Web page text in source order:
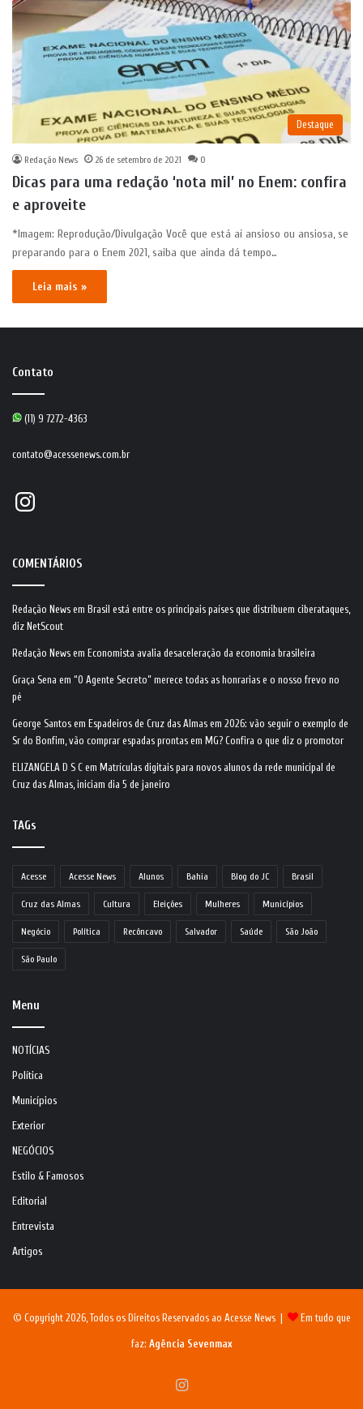
Destaque
Redação News 26 de setembro de 2021 0
Dicas para uma redação ‘nota mil’ no Enem: confira
e aproveite
*Imagem: Reprodução/Divulgação Você que está aí ansioso ou ansiosa, se
preparando para o Enem 2021, saiba que ainda dá tempo…
Leia mais »
Contato
(11) 9 7272-4363
contato@acessenews.com.br
Instagram
COMENTÁRIOS
Redação News em Brasil está entre os principais países que distribuem ciberataques,
diz NetScout
Redação News em Economista avalia desaceleração da economia brasileira
Graça Sena em “O Agente Secreto” merece todas as honrarias e o nosso frevo no
pé
George Santos em Espadeiros de Cruz das Almas em 2026: vão seguir o exemplo de
Sr do Bonfim, vão comprar espadas prontas em MG? Confira o que diz o promotor
ELIZANGELA D S C em Matrículas digitais para novos alunos da rede municipal de
Cruz das Almas, iniciam dia 5 de janeiro
TAGs
Acesse Acesse News Alunos Bahia Blog do JC Brasil
Cruz das Almas Cultura Eleições Mulheres Municípios
Negócio Política Recôncavo Salvador Saúde São João
São Paulo
Menu
NOTÍCIAS
Política
Municípios
Exterior
NEGÓCIOS
Estilo & Famosos
Editorial
Entrevista
Artigos
© Copyright 2026, Todos os Direitos Reservados ao Acesse News | Em tudo que
faz: Agência Sevenmax
Instagram